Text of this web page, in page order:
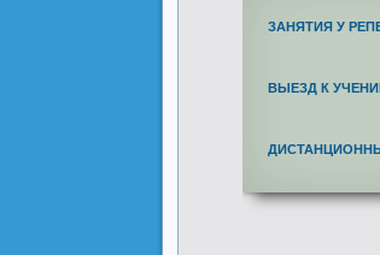
ЗАНЯТИЯ У
ВЫЕЗД К